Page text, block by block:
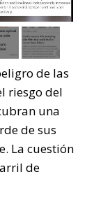
de las
riesgo del
una
de sus
La cuestión
de